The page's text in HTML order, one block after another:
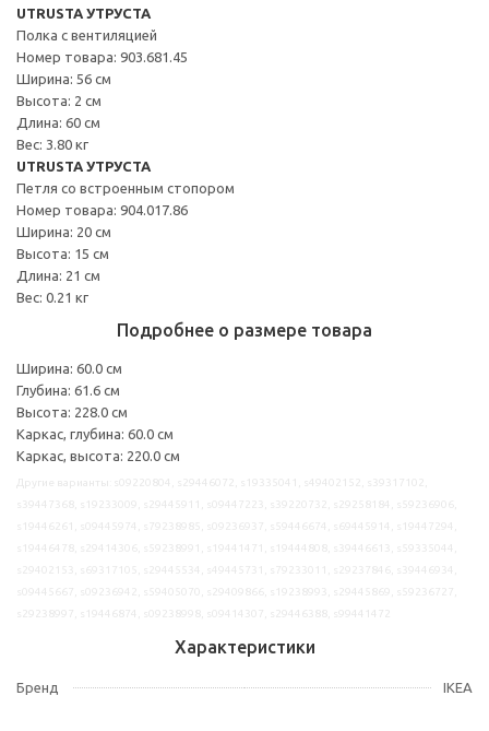
UTRUSTA УТРУСТА
Полка с вентиляцией
Номер товара: 903.681.45
Ширина: 56 см
Высота: 2 см
Длина: 60 см
Вес: 3.80 кг
UTRUSTA УТРУСТА
Петля со встроенным стопором
Номер товара: 904.017.86
Ширина: 20 см
Высота: 15 см
Длина: 21 см
Вес: 0.21 кг
Подробнее о размере товара
Ширина: 60.0 см
Глубина: 61.6 см
Высота: 228.0 см
Каркас, глубина: 60.0 см
Каркас, высота: 220.0 см
Характеристики
Бренд IKEA